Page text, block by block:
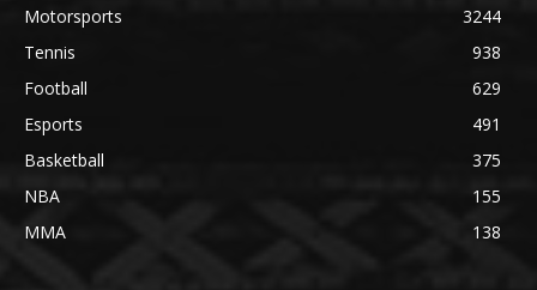
Motorsports
3244
Tennis
938
Football
629
Esports
491
Basketball
375
NBA
155
MMA
138